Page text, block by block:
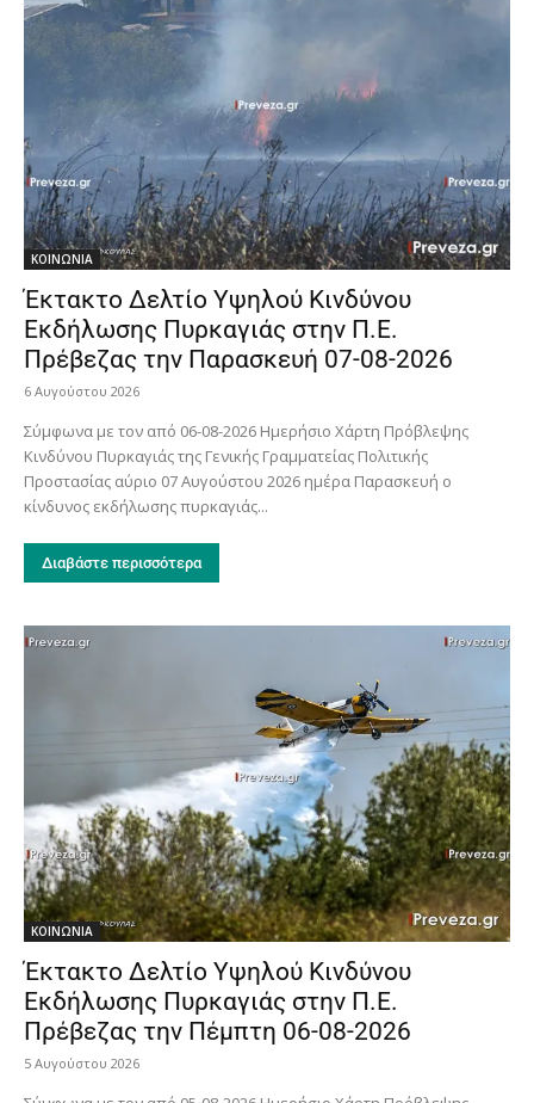
ΚΟΙΝΩΝΙΑ
Έκτακτο Δελτίο Υψηλού Κινδύνου
Εκδήλωσης Πυρκαγιάς στην Π.Ε.
Πρέβεζας την Παρασκευή 07-08-2026
6 Αυγούστου 2026
Σύμφωνα με τον από 06-08-2026 Ημερήσιο Χάρτη Πρόβλεψης
Κινδύνου Πυρκαγιάς της Γενικής Γραμματείας Πολιτικής
Προστασίας αύριο 07 Αυγούστου 2026 ημέρα Παρασκευή ο
κίνδυνος εκδήλωσης πυρκαγιάς...
Διαβάστε περισσότερα
ΚΟΙΝΩΝΙΑ
Έκτακτο Δελτίο Υψηλού Κινδύνου
Εκδήλωσης Πυρκαγιάς στην Π.Ε.
Πρέβεζας την Πέμπτη 06-08-2026
5 Αυγούστου 2026